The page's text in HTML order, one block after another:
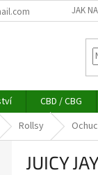
JAK
CBD / CBG
Rollsy
JUICY